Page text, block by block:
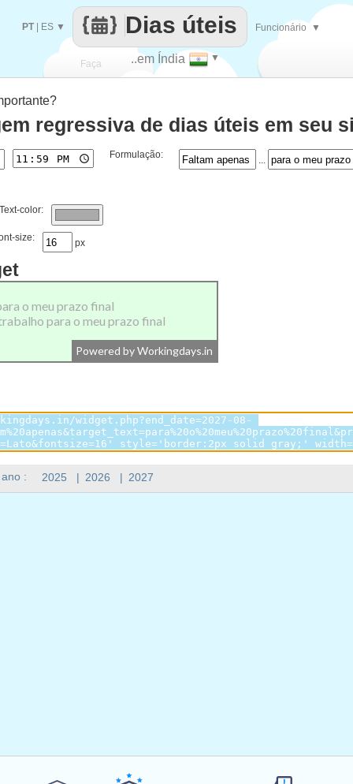
Faça
cada
..em Índia ▼
Dias úteis
PT| ES ▼ Funcionário ▼
: 2025 | 2026 | 2027
regressiva de dias úteis em seu
Formulação:
Text-color:
size: px